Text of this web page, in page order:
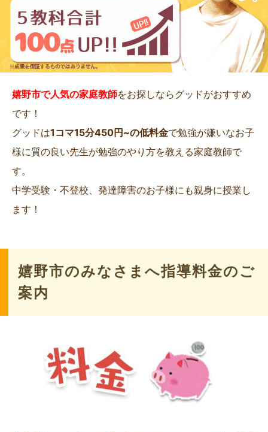
嬉野市で人気の家庭教師をお探しならグッドがおすすめ
です！
グッドは1コマ15分450円~の低料金で勉強が嫌いなお子
様に質の良い先生が勉強のやり方を教える家庭教師で
す。
中学受験・不登校、発達障害のお子様にも親身に授業し
ます！
嬉野市のみなさまへ指導料金のご
案内